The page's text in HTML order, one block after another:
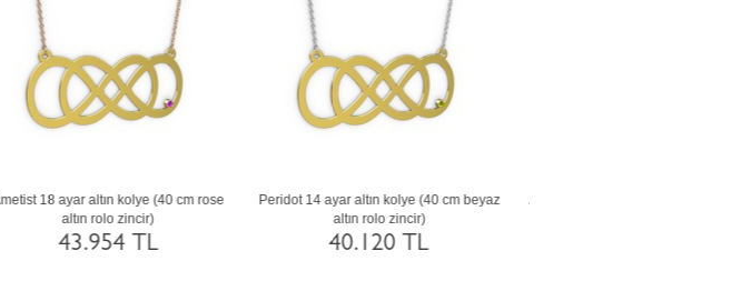
Akuamarin 8 ayar beyaz altın kolye (40 cm
beyaz altın rolo zincir)
22.518 TL
Rodolit garnet 8 ayar beyaz altın kolye (40
cm beyaz altın rolo zincir)
26.766 TL